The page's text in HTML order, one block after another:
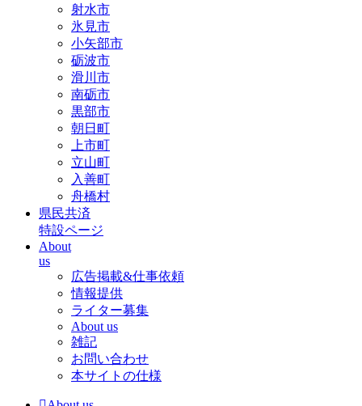
射水市
氷見市
小矢部市
砺波市
滑川市
南砺市
黒部市
朝日町
上市町
立山町
入善町
舟橋村
県民共済
特設ページ
About
us
広告掲載&仕事依頼
情報提供
ライター募集
About us
雑記
お問い合わせ
本サイトの仕様